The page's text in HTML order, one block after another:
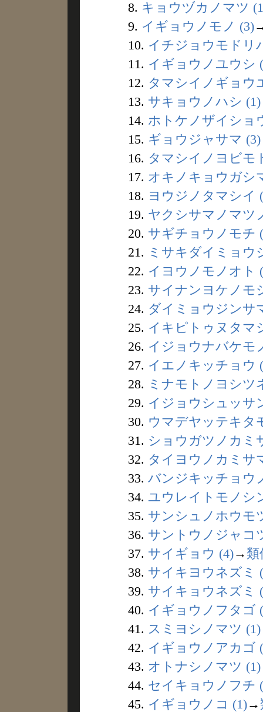
8. キョウヅカノマツ
9. イギョウノモノ (3)
10. イチジョウモドリ
11. イギョウノユウシ
12. タマシイノギョウ
13. サキョウノハシ (1)
14. ホトケノザイショ
15. ギョウジャサマ (3)
16. タマシイノヨビモ
17. オキノキョウガシ
18. ヨウジノタマシイ
19. ヤクシサマノマツ
20. サギチョウノモチ
21. ミサキダイミョウ
22. イヨウノモノオト
23. サイナンヨケノモ
24. ダイミョウジンサ
25. イキピトゥヌタマ
26. イジョウナバケモ
27. イエノキッチョウ
28. ミナモトノヨシツ
29. イジョウシュッサ
30. ウマデヤッテキタ
31. ショウガツノカミ
32. タイヨウノカミサ
33. バンジキッチョウ
34. ユウレイトモノシ
35. サンシュノホウモ
36. サントウノジャコ
37. サイギョウ (4)→ 類
38. サイキヨウネズミ
39. サイキョウネズミ
40. イギョウノフタゴ
41. スミヨシノマツ (1)
42. イギョウノアカゴ
43. オトナシノマツ (1)
44. セイキョウノフチ
45. イギョウノコ (1)→